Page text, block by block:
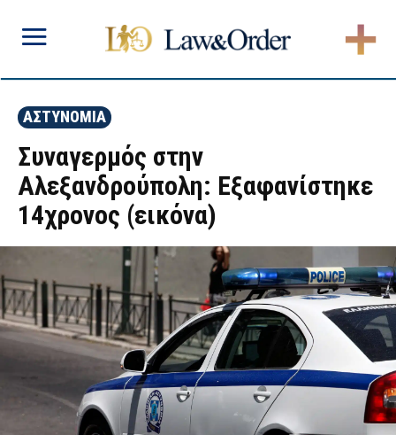
ΑΣΤΥΝΟΜΙΑ
Συναγερμός στην
Αλεξανδρούπολη: Εξαφανίστηκε
14χρονος (εικόνα)